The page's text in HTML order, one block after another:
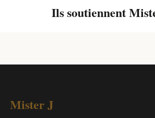
Ils soutiennent
Mister J